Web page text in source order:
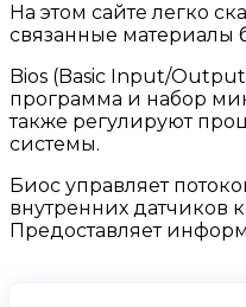
На этом сайте легко
связанные материалы
Bios (Basic Input/
программа и набор
также регулируют
системы.
Биос управляет
внутренних датчиков
Предоставляет